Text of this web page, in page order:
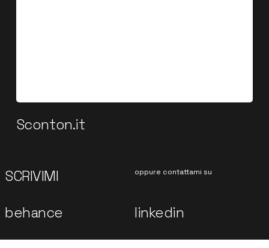
Sconton.it
SCRIVIMI oppure contattami su
behance linkedin